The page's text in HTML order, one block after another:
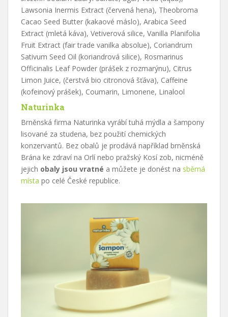
Lawsonia Inermis Extract (červená hena), Theobroma
Cacao Seed Butter (kakaové máslo), Arabica Seed
Extract (mletá káva), Vetiverová silice, Vanilla Planifolia
Fruit Extract (fair trade vanilka absolue), Coriandrum
Sativum Seed Oil (koriandrová silice), Rosmarinus
Officinalis Leaf Powder (prášek z rozmarýnu), Citrus
Limon Juice, (čerstvá bio citronová šťáva), Caffeine
(kofeinový prášek), Coumarin, Limonene, Linalool
Naturinka
Brněnská firma Naturinka vyrábí tuhá mýdla a šampony
lisované za studena, bez použití chemických
konzervantů. Bez obalů je prodává například brněnská
Brána ke zdraví na Orlí nebo pražský Kosí zob, nicméně
jejich obaly jsou vratné a můžete je donést na sběrná
místa po celé České republice.